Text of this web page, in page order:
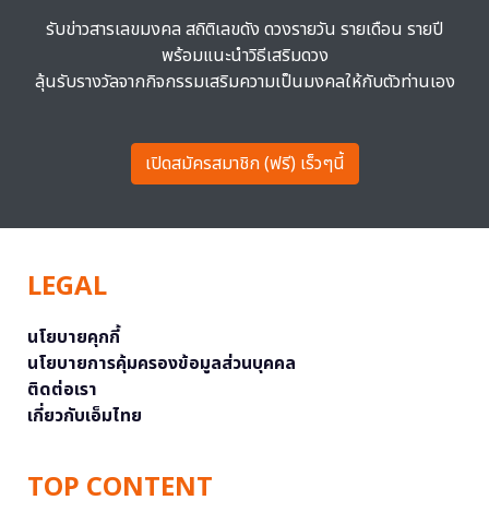
รับข่าวสารเลขมงคล สถิติเลขดัง ดวงรายวัน รายเดือน รายปี
พร้อมแนะนำวิธีเสริมดวง
ลุ้นรับรางวัลจากกิจกรรมเสริมความเป็นมงคลให้กับตัวท่านเอง
เปิดสมัครสมาชิก (ฟรี) เร็วๆนี้
LEGAL
นโยบายคุกกี้
นโยบายการคุ้มครองข้อมูลส่วนบุคคล
ติดต่อเรา
เกี่ยวกับเอ็มไทย
TOP CONTENT